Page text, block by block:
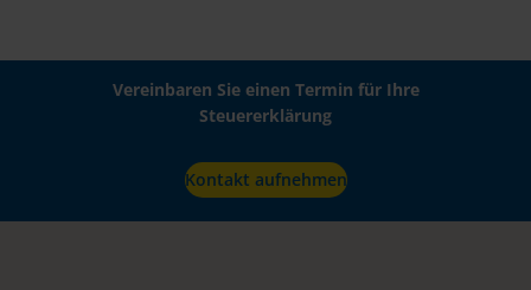
Vereinbaren Sie einen Termin für Ihre
Steuererklärung
Kontakt aufnehmen